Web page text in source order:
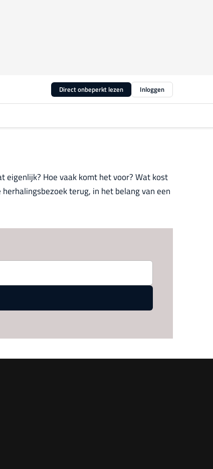
Direct onbeperkt lezen Inloggen
eigenlijk? Hoe vaak komt het voor? Wat kost
terug, in het belang van een